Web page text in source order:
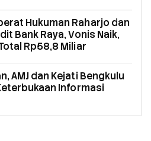
Hukuman Raharjo dan
Bank Raya, Vonis Naik,
Rp58,8 Miliar
AMJ dan Kejati Bengkulu
Informasi